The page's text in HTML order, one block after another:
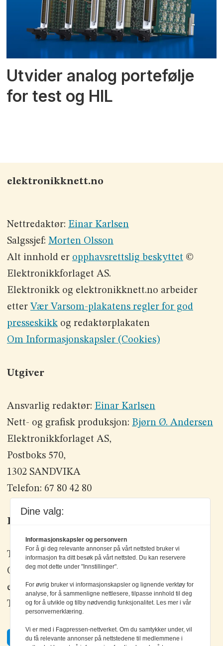
Utvider analog portefølje
for test og HIL
elektronikknett.no
Nettredaktør: Einar Karlsen
Salgssjef: Morten Olsson
Alt innhold er opphavsrettslig beskyttet©
Elektronikkforlaget AS.
Elektronikk og elektronikknett.no arbeider
etter Vær Varsom-plakatens regler for god
presseskikkog redaktørplakaten
Om Informasjonskapsler (Cookies)
Utgiver
Ansvarlig redaktør: Einar Karlsen
Nett- og grafisk produksjon: Bjørn Ø. Andersen
Elektronikkforlaget AS,
Postboks 570,
1302 SANDVIKA
Telefon: 67 80 42 80
Kontakt oss
Tlf: +47 67 80 42 80
Olav Brunborgs vei 6, 1396 Billingstad
epost: elektronikk@elektronikkforlaget.no
Tips oss:tips@elektronikkforlaget.no
Facebook
Dine valg:
Informasjonskapsler og personvern
For å gi deg relevante annonser på vårt nettsted bruker vi
informasjon fra ditt besøk på vårt nettsted. Du kan reservere
deg mot dette under "Innstillinger".
For øvrig bruker vi informasjonskapsler og lignende verktøy for
analyse, for å sammenligne nettlesere, tilpasse innhold til deg
og for å utvikle og tilby nødvendig funksjonalitet. Les mer i vår
personvernerklæring.
Vi er med i Fagpressen-nettverket. Om du samtykker under, vil
du få relevante annonser på nettstedene til medlemmene i